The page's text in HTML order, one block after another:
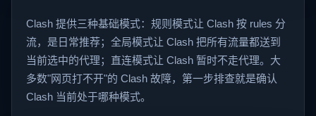
Clash 提供三种基础模式：规则模式让 Clash 按 rules 分
流，是日常推荐；全局模式让 Clash 把所有流量都送到
当前选中的代理；直连模式让 Clash 暂时不走代理。大
多数"网页打不开"的 Clash 故障，第一步排查就是确认
Clash 当前处于哪种模式。